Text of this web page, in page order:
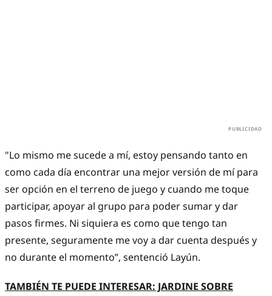
"Lo mismo me sucede a mí, estoy pensando tanto en
como cada día encontrar una mejor versión de mí para
ser opción en el terreno de juego y cuando me toque
participar, apoyar al grupo para poder sumar y dar
pasos firmes. Ni siquiera es como que tengo tan
presente, seguramente me voy a dar cuenta después y
no durante el momento”, sentenció Layún.
TAMBIÉN TE PUEDE INTERESAR: JARDINE SOBRE